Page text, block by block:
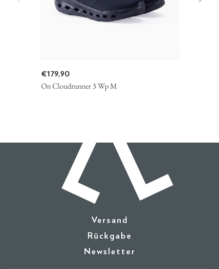
€ 179,90
On Cloudrunner 3 Wp M
Versand
Rückgabe
Newsletter